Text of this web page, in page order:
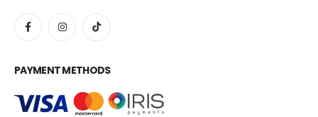
PAYMENT METHODS